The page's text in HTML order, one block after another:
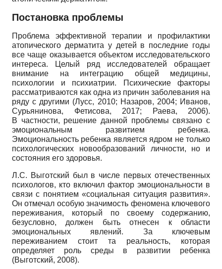
Постановка проблемы
Проблема эффективной терапии и профилактики
атопического дерматита у детей в последние годы
все чаще оказывается объектом исследовательского
интереса. Целый ряд исследователей обращает
внимание на интеграцию общей медицины,
психологии и психиатрии. Психические факторы
рассматриваются как одна из причин заболевания на
ряду с другими (Лусс, 2010; Назаров, 2004; Иванов,
Сурьянинова, Фетисова, 2017; Раева, 2006).
В частности, решение данной проблемы связано с
эмоциональным развитием ребенка.
Эмоциональность ребенка является ядром не только
психологических новообразований личности, но и
состояния его здоровья.
Л.С. Выготский был в числе первых отечественных
психологов, кто включил фактор эмоциональности в
связи с понятием «социальная ситуация развития».
Он отмечал особую значимость феномена ключевого
переживания, который по своему содержанию,
безусловно, должен быть отнесен к области
эмоциональных явлений. За ключевым
переживанием стоит та реальность, которая
определяет роль среды в развитии ребенка
(Выготский, 2008).